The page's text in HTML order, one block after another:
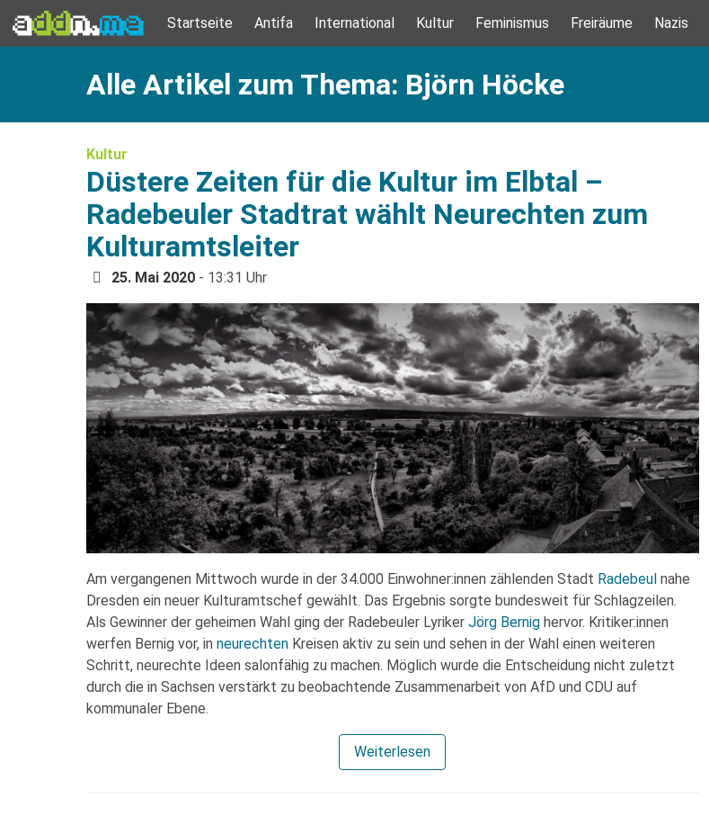
Startseite Antifa International Kultur Feminismus Freiräume Nazis
Alle Artikel zum Thema: Björn Höcke
Kultur
Düstere Zeiten für die Kultur im Elbtal –
Radebeuler Stadtrat wählt Neurechten zum
Kulturamtsleiter
25. Mai 2020 - 13:31 Uhr
Am vergangenen Mittwoch wurde in der 34.000 Einwohner:innen zählenden Stadt Radebeul nahe
Dresden ein neuer Kulturamtschef gewählt. Das Ergebnis sorgte bundesweit für Schlagzeilen.
Als Gewinner der geheimen Wahl ging der Radebeuler Lyriker Jörg Bernig hervor. Kritiker:innen
werfen Bernig vor, in neurechten Kreisen aktiv zu sein und sehen in der Wahl einen weiteren
Schritt, neurechte Ideen salonfähig zu machen. Möglich wurde die Entscheidung nicht zuletzt
durch die in Sachsen verstärkt zu beobachtende Zusammenarbeit von AfD und CDU auf
kommunaler Ebene.
Weiterlesen